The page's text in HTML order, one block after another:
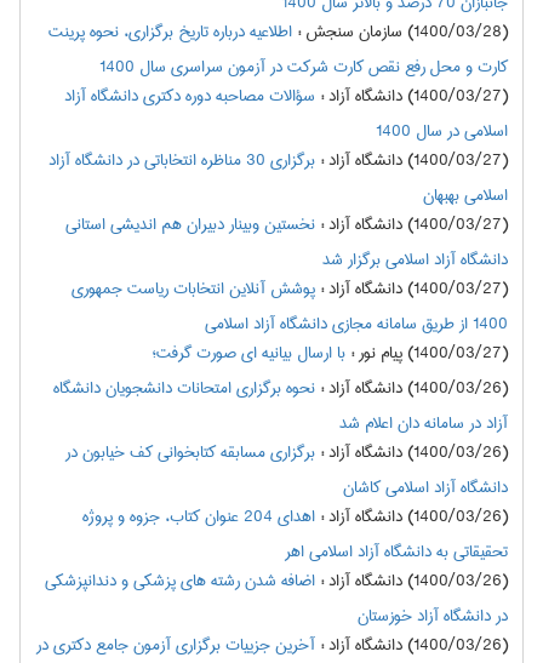
(1400/03/28) سازمان سنجش
:اطلاعيه درباره تاريخ‌ برگزاري، نحوه‌ پرينت
كارت‌ و محل رفع نقص كارت شركت در آزمون سراسري‌ سال 1400
(1400/03/27) دانشگاه آزاد
: سؤالات مصاحبه دوره دکتری دانشگاه آزاد
اسلامی در سال 1400
(1400/03/27) دانشگاه آزاد
:
برگزاری 30 مناظره انتخاباتی در دانشگاه آزاد
اسلامی بهبهان
(1400/03/27) دانشگاه آزاد
:نخستین وبینار دبیران هم اندیشی استانی
دانشگاه آزاد اسلامی برگزار شد
(1400/03/27) دانشگاه آزاد
:پوشش آنلاین انتخابات ریاست جمهوری
1400 از طریق سامانه مجازی دانشگاه آزاد اسلامی
(1400/03/27) پیام نور
:با ارسال بیانیه ای صورت گرفت؛
(1400/03/26) دانشگاه آزاد
:نحوه برگزاری امتحانات دانشجویان دانشگاه
آزاد در سامانه دان اعلام شد
(1400/03/26) دانشگاه آزاد
:برگزاری مسابقه کتابخوانی کف خیابون در
دانشگاه آزاد اسلامی کاشان
(1400/03/26) دانشگاه آزاد
:
اهدای 204 عنوان کتاب، جزوه و پروژه
تحقیقاتی به دانشگاه آزاد اسلامی اهر
(1400/03/26) دانشگاه آزاد
:اضافه شدن رشته های پزشکی و دندانپزشکی
در دانشگاه آزاد خوزستان
(1400/03/26) دانشگاه آزاد
:آخرین جزییات برگزاری آزمون جامع دکتری در